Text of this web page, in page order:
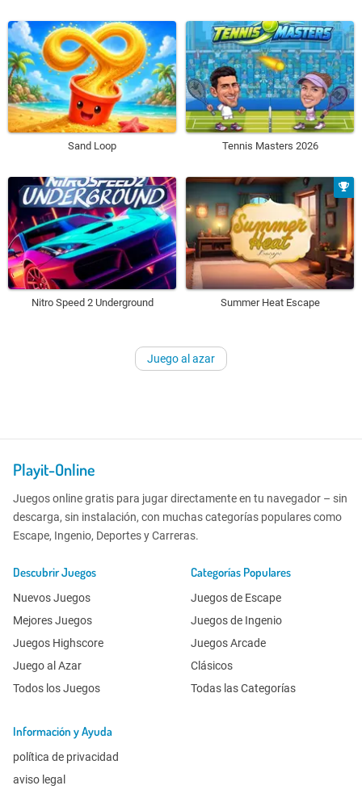
Sand Loop Tennis Masters 2026
Nitro Speed 2 Underground Summer Heat Escape
Juego al azar
Playit-Online
Juegos online gratis para jugar directamente en tu navegador – sin
descarga, sin instalación, con muchas categorías populares como
Escape, Ingenio, Deportes y Carreras.
Descubrir Juegos
Nuevos Juegos
Mejores Juegos
Juegos Highscore
Juego al Azar
Todos los Juegos
Categorías Populares
Juegos de Escape
Juegos de Ingenio
Juegos Arcade
Clásicos
Todas las Categorías
Información y Ayuda
política de privacidad
aviso legal